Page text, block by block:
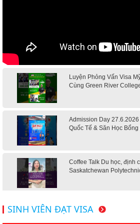
Luyện Phỏng Vấn Visa
Cùng Green River
Admission Day
Quốc Tế & Săn Học
Coffee Talk Du học, định
Saskatchewan
Hội thảo du học Mỹ
dưới 20k/ năm
SINH VIÊN ĐẠT VISA